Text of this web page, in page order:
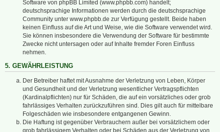
Software von phpBB Limited (www.phpbb.com) handelt;
deutschsprachige Informationen werden durch die deutschsprachige
Community unter www.phpbb.de zur Verfügung gestellt. Beide haben
keinen Einfluss auf die Art und Weise, wie die Software verwendet wird.
Sie können insbesondere die Verwendung der Software für bestimmte
Zwecke nicht untersagen oder auf Inhalte fremder Foren Einfluss
nehmen.
5. GEWÄHRLEISTUNG
Der Betreiber haftet mit Ausnahme der Verletzung von Leben, Körper
und Gesundheit und der Verletzung wesentlicher Vertragspflichten
(Kardinalpflichten) nur für Schäden, die auf ein vorsätzliches oder grob
fahrlässiges Verhalten zurückzuführen sind. Dies gilt auch für mittelbare
Folgeschäden wie insbesondere entgangenen Gewinn.
Die Haftung ist gegenüber Verbrauchern außer bei vorsätzlichem oder
grob fahrlässigem Verhalten oder bei Schäden aus der Verletzung von